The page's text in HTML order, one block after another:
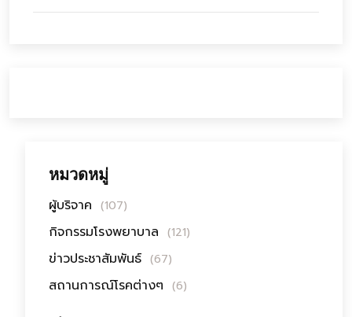
หมวดหมู่
ผู้บริจาค (107)
กิจกรรมโรงพยาบาล (121)
ข่าวประชาสัมพันธ์ (67)
สถานการณ์โรคต่างๆ (6)